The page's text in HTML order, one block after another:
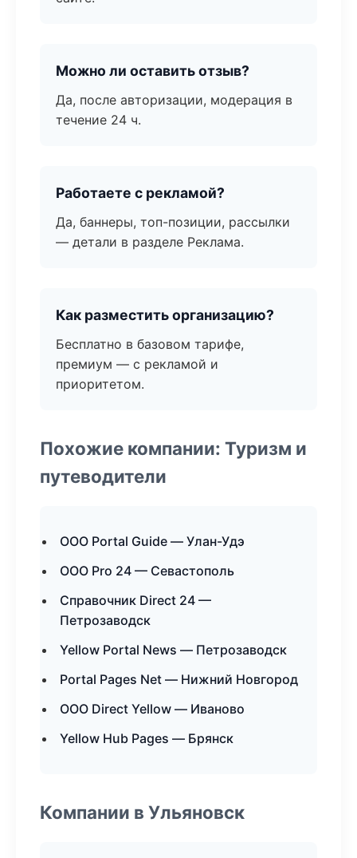
Можно ли оставить отзыв?
Да, после авторизации, модерация в
течение 24 ч.
Работаете с рекламой?
Да, баннеры, топ-позиции, рассылки
— детали в разделе Реклама.
Как разместить организацию?
Бесплатно в базовом тарифе,
премиум — с рекламой и
приоритетом.
Похожие компании: Туризм и
путеводители
ООО Portal Guide — Улан-Удэ
ООО Pro 24 — Севастополь
Справочник Direct 24 —
Петрозаводск
Yellow Portal News — Петрозаводск
Portal Pages Net — Нижний Новгород
ООО Direct Yellow — Иваново
Yellow Hub Pages — Брянск
Компании в Ульяновск